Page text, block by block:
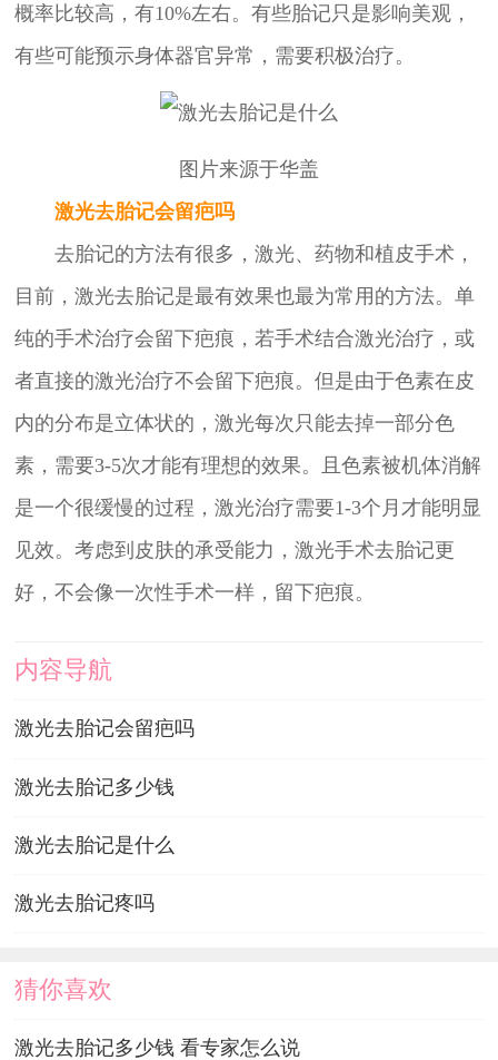
概率比较高，有10%左右。有些胎记只是影响美观，
有些可能预示身体器官异常，需要积极治疗。
图片来源于华盖
激光去胎记会留疤吗
去胎记的方法有很多，激光、药物和植皮手术，
目前，激光去胎记是最有效果也最为常用的方法。单
纯的手术治疗会留下疤痕，若手术结合激光治疗，或
者直接的激光治疗不会留下疤痕。但是由于色素在皮
内的分布是立体状的，激光每次只能去掉一部分色
素，需要3-5次才能有理想的效果。且色素被机体消解
是一个很缓慢的过程，激光治疗需要1-3个月才能明显
见效。考虑到皮肤的承受能力，激光手术去胎记更
好，不会像一次性手术一样，留下疤痕。
内容导航
激光去胎记会留疤吗
激光去胎记多少钱
激光去胎记是什么
激光去胎记疼吗
猜你喜欢
激光去胎记多少钱 看专家怎么说